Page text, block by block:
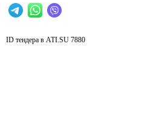
ID тендера в ATI.SU 7880